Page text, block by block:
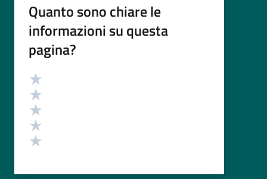
Quanto sono chiare le
informazioni su questa
pagina?
Valutazione